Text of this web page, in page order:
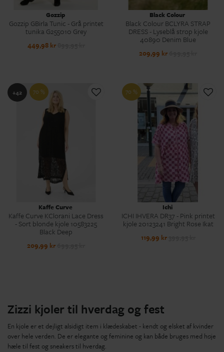
Gozzip
Gozzip GBirla Tunic - Grå printet
tunika G255010 Grey
449,98 kr
Black Colour
Black Colour BCLYRA STRAP
DRESS - Lyseblå strop kjole
40890 Denim Blue
209,99 kr
+42 70 %
Kaffe Curve
Kaffe Curve KClorani Lace Dress
- Sort blonde kjole 10583225
Black Deep
209,99 kr
70 %
Ichi
ICHI IHVERA DR37 - Pink printet
kjole 20123241 Bright Rose Ikat
119,99 kr
Zizzi kjoler til hverdag og fest
En kjole er et dejligt alsidigt item i klædeskabet - kendt og elsket af kvinder
over hele verden. De er elegante og feminine og kan både bruges med høje
hæle til fest og sneakers til hverdag.